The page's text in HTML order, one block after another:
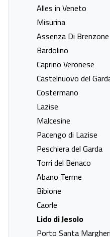
Alles in Veneto
Misurina
Assenza Di Brenzone
Bardolino
Caprino Veronese
Castelnuovo del
Costermano
Lazise
Malcesine
Pacengo di Lazise
Peschiera del Garda
Torri del Benaco
Abano Terme
Bibione
Caorle
Lido di Jesolo
Porto Santa
Hotel Galassia
Veneto, Lido di Jesolo
07 sep. - 11 sep.
Vanafprijs p.p.
€ 749,00